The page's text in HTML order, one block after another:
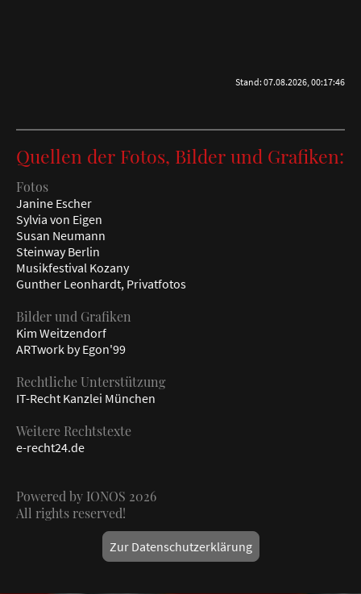
Stand: 07.08.2026, 00:17:46
Quellen der Fotos, Bilder und Grafiken:
Fotos
Janine Escher
Sylvia von Eigen
Susan Neumann
Steinway Berlin
Musikfestival Kozany
Gunther Leonhardt, Privatfotos
Bilder und Grafiken
Kim Weitzendorf
ARTwork by Egon'99
Rechtliche Unterstützung
IT-Recht Kanzlei München
Weitere Rechtstexte
e-recht24.de
Powered by IONOS 2026
All rights reserved!
Zur Datenschutzerklärung